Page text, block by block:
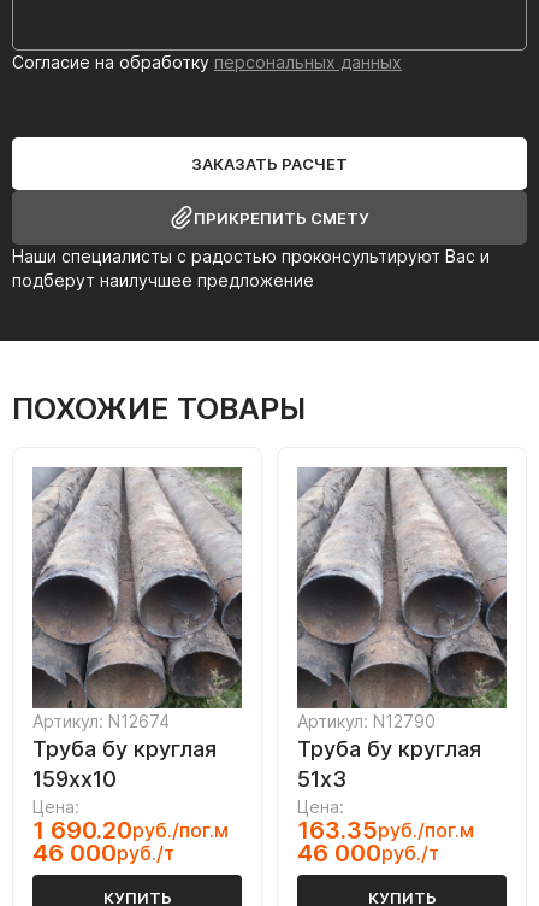
Наши специалисты с радостью проконсультируют Вас и
подберут наилучшее предложение
Согласие на обработку персональных данных
ЗАКАЗАТЬ РАСЧЕТ
ПРИКРЕПИТЬ СМЕТУ
ПОХОЖИЕ ТОВАРЫ
Артикул: N12674
Труба бу круглая
159хх10
Цена:
1 690.20руб./пог.м
46 000руб./т
КУПИТЬ
Артикул: N12790
Труба бу круглая
51х3
Цена:
163.35руб./пог.м
46 000руб./т
КУПИТЬ